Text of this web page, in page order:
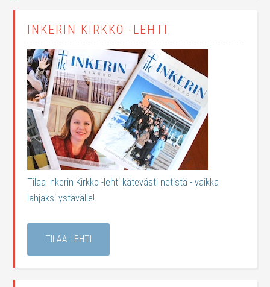
INKERIN KIRKKO -LEHTI
Tilaa Inkerin Kirkko -lehti kätevästi netistä - vaikka
lahjaksi ystävälle!
TILAA LEHTI